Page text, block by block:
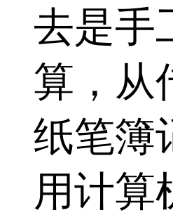
去是手
算，从
纸笔簿
用计算